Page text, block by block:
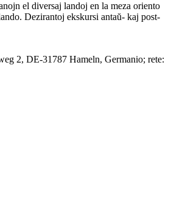
el diversaj landoj en la meza oriento
Dezirantoj ekskursi antaŭ- kaj post-
2, DE-31787 Hameln, Germanio; rete: